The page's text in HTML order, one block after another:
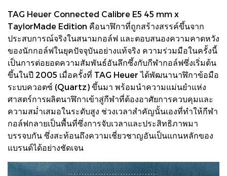
TAG Heuer Connected Calibre E5 45 mm x
TaylorMade Edition คือนาฬิกาที่ถูกสร้างสรรค์ขึ้นจาก
ประสบการณ์จริงในสนามกอล์ฟ และตอบสนองความคาดหวัง
ของนักกอล์ฟในยุคปัจจุบันอย่างแท้จริง ความร่วมมือในครั้งนี้
เป็นการต่อยอดความสัมพันธ์อันลึกซึ้งกับกีฬากอล์ฟซึ่งเริ่มต้น
ขึ้นในปี 2005 เมื่อครั้งที่ TAG Heuer ได้พัฒนานาฬิกาข้อมือ
ระบบควอตซ์ (Quartz) ขึ้นมา พร้อมนำความแม่นยำแห่ง
ศาสตร์การผลิตนาฬิกาเข้าสู่กีฬาที่ต้องอาศัยการควบคุมและ
ความสม่ำเสมอในระดับสูง ช่วงเวลาสำคัญนั้นเองที่ทำให้กีฬา
กอล์ฟกลายเป็นพื้นที่ซึ่งการจับเวลาและประสิทธิภาพมา
บรรจบกัน ซึ่งสะท้อนถึงความเชี่ยวชาญอันเป็นแกนหลักของ
แบรนด์ได้อย่างชัดเจน